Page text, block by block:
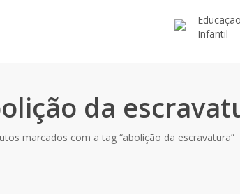
Educação
Infantil
da
marcados com a tag “abolição da escravatura”